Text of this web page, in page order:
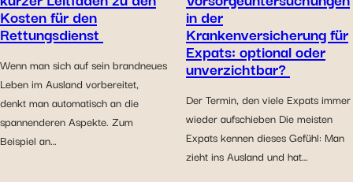
Kosten für den
Rettungsdienst
Wenn man sich auf sein brandneues
Leben im Ausland vorbereitet,
denkt man automatisch an die
spannenderen Aspekte. Zum
Beispiel an…
in der
Krankenversicherung für
Expats: optional oder
unverzichtbar?
Der Termin, den viele Expats immer
wieder aufschieben Die meisten
Expats kennen dieses Gefühl: Man
zieht ins Ausland und hat…